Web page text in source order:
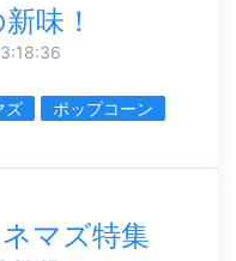
味！
ズ
ポップコーン
マズ特集